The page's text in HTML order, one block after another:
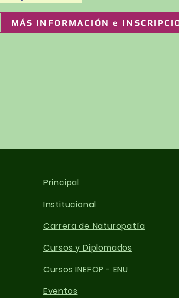
MÁS INFORMACIÓN e
Principal
Institucional
Carrera de Naturopatía
Cursos y Diplomados
Cursos INEFOP - ENU
Eventos